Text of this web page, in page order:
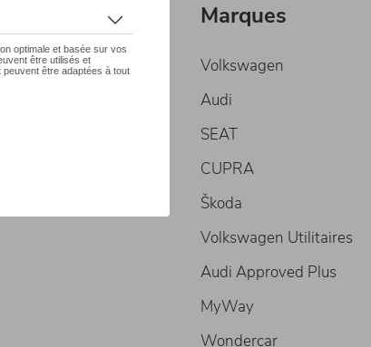
Marques
Volkswagen
Audi
SEAT
CUPRA
Škoda
Volkswagen Utilitaires
Audi Approved Plus
MyWay
Wondercar